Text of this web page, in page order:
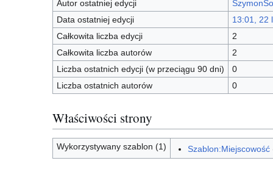
Autor ostatniej edycji
Data ostatniej edycji
13:01, 22
Całkowita liczba edycji
2
Całkowita liczba autorów
2
Liczba ostatnich edycji (w przeciągu 90 dni)
0
Liczba ostatnich autorów
0
Właściwości strony
Wykorzystywany szablon (1) Szablon:Miejscowość